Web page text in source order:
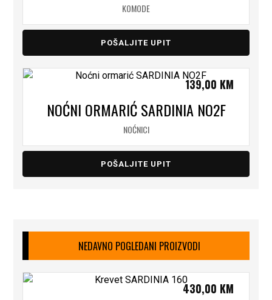
KOMODE
POŠALJITE UPIT
NOĆNI ORMARIĆ SARDINIA NO2F
NOĆNICI
139,00 KM
POŠALJITE UPIT
NEDAVNO POGLEDANI PROIZVODI
430,00 KM